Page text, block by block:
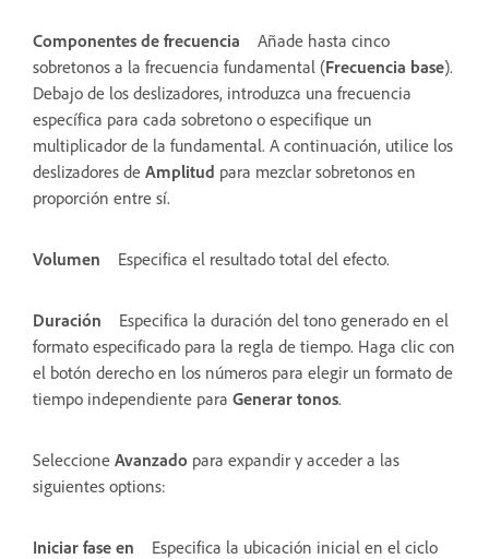
Componentes de frecuencia
Añade hasta cinco
sobretonos a la frecuencia fundamental (Frecuencia base).
Debajo de los deslizadores, introduzca una frecuencia
específica para cada sobretono o especifique un
multiplicador de la fundamental. A continuación, utilice los
deslizadores de Amplitud para mezclar sobretonos en
proporción entre sí.
Volumen Especifica el resultado total del efecto.
Duración
Especifica la duración del tono generado en el
formato especificado para la regla de tiempo. Haga clic con
el botón derecho en los números para elegir un formato de
tiempo independiente para Generar tonos.
Seleccione Avanzado para expandir y acceder a las
siguientes options:
Iniciar fase en
Especifica la ubicación inicial en el ciclo